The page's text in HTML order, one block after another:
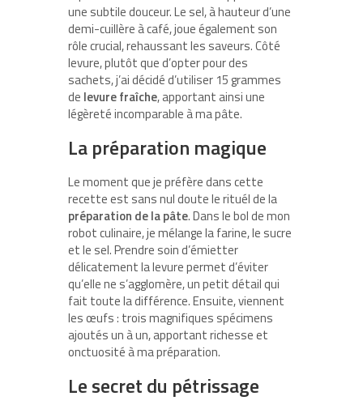
une subtile douceur. Le sel, à hauteur d’une
demi-cuillère à café, joue également son
rôle crucial, rehaussant les saveurs. Côté
levure, plutôt que d’opter pour des
sachets, j’ai décidé d’utiliser 15 grammes
de levure fraîche, apportant ainsi une
légèreté incomparable à ma pâte.
La préparation magique
Le moment que je préfère dans cette
recette est sans nul doute le rituél de la
préparation de la pâte. Dans le bol de mon
robot culinaire, je mélange la farine, le sucre
et le sel. Prendre soin d’émietter
délicatement la levure permet d’éviter
qu’elle ne s’agglomère, un petit détail qui
fait toute la différence. Ensuite, viennent
les œufs : trois magnifiques spécimens
ajoutés un à un, apportant richesse et
onctuosité à ma préparation.
Le secret du pétrissage